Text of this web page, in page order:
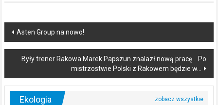
Post
navigation
Asten Group na nowo!
Były trener Rakowa Marek Papszun znalazł nową pracę… Po
mistrzostwie Polski z Rakowem będzie w…
Ekologia